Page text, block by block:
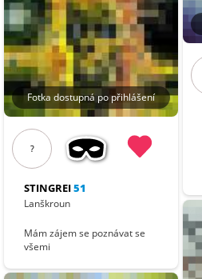
Fotka dostupná po přihlášení
?
STINGREI51
Lanškroun
Mám zájem se poznávat se
všemi